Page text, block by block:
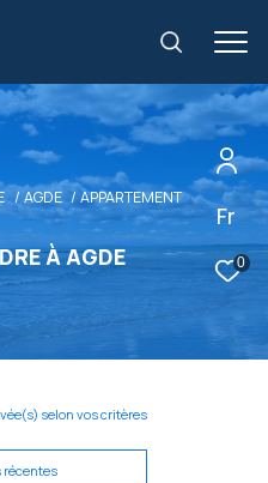
Fr
0
AGDE APPARTEMENT
À AGDE
selon vos critères
récentes